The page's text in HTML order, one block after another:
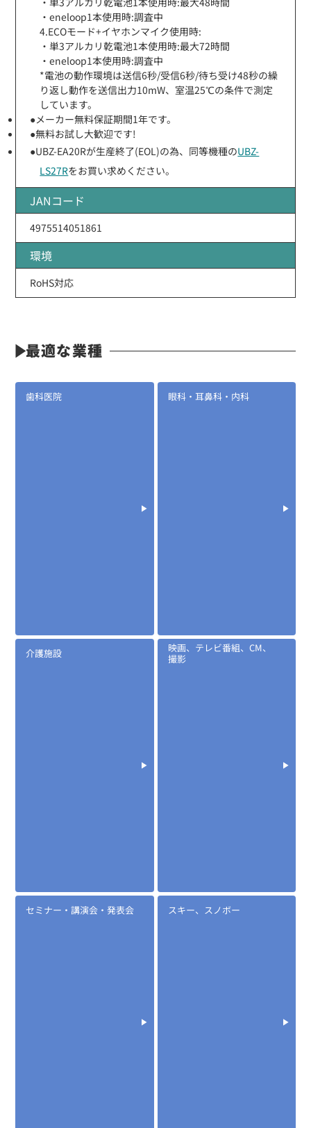
・eneloop1本使用時:調査中
4.ECOモード+イヤホンマイク使用時:
・単3アルカリ乾電池1本使用時:最大72時間
・eneloop1本使用時:調査中
*電池の動作環境は送信6秒/受信6秒/待ち受け48秒の繰
り返し動作を送信出力10mW、室温25℃の条件で測定
しています。
●メーカー無料保証期間1年です。
●無料お試し大歓迎です!
●UBZ-EA20Rが生産終了(EOL)の為、同等機種のUBZ-
LS27Rをお買い求めください。
JANコード
4975514051861
環境
RoHS対応
最適な業種
歯科医院 眼科・耳鼻科・内科
介護施設
映画、テレビ番組、CM、
撮影
セミナー・講演会・発表会 スキー、スノボー